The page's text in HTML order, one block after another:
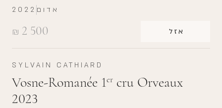
₪ 2 500 אזל
2022 אדום
SYLVAIN CATHIARD
Vosne-Romanée 1er cru Orveaux
2023